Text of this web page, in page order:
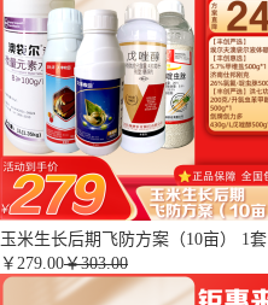
玉米生长后期飞防方案（10亩） 1套
￥ 279.00￥303.00